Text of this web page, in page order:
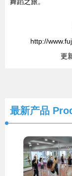
http://
更
最新产品